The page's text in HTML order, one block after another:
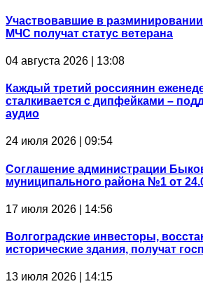
Участвовавшие в
МЧС получат статус ветерана
04 августа 2026 | 13:08
Каждый третий россиянин
сталкивается с дипфейками –
аудио
24 июля 2026 | 09:54
Соглашение администрации
муниципального района №1 от
17 июля 2026 | 14:56
Волгоградские инвесторы,
исторические здания, получат
13 июля 2026 | 14:15